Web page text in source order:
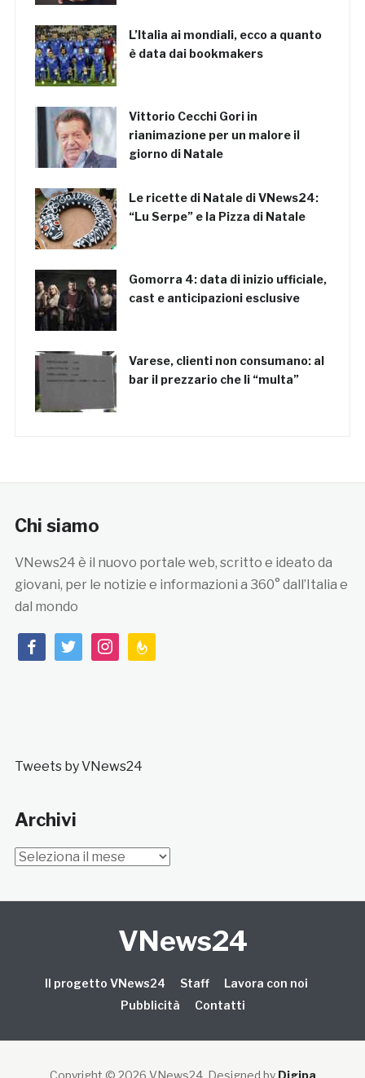
L’Italia ai mondiali, ecco a quanto
è data dai bookmakers
Vittorio Cecchi Gori in
rianimazione per un malore il
giorno di Natale
Le ricette di Natale di VNews24:
“Lu Serpe” e la Pizza di Natale
Gomorra 4: data di inizio ufficiale,
cast e anticipazioni esclusive
Varese, clienti non consumano: al
bar il prezzario che li “multa”
Chi siamo
VNews24 è il nuovo portale web, scritto e ideato da
giovani, per le notizie e informazioni a 360° dall’Italia e
dal mondo
facebooktwitterinstagramfeedburner
Tweets by VNews24
Archivi
Archivi
VNews24
Il progetto VNews24 Staff
Lavora con noi
Pubblicità
Contatti